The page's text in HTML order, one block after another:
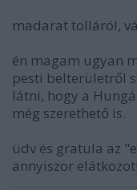
madarat tolláról,
én magam ugyan
pesti belterületről
látni, hogy a
még szerethető is.
üdv és gratula az
annyiszor